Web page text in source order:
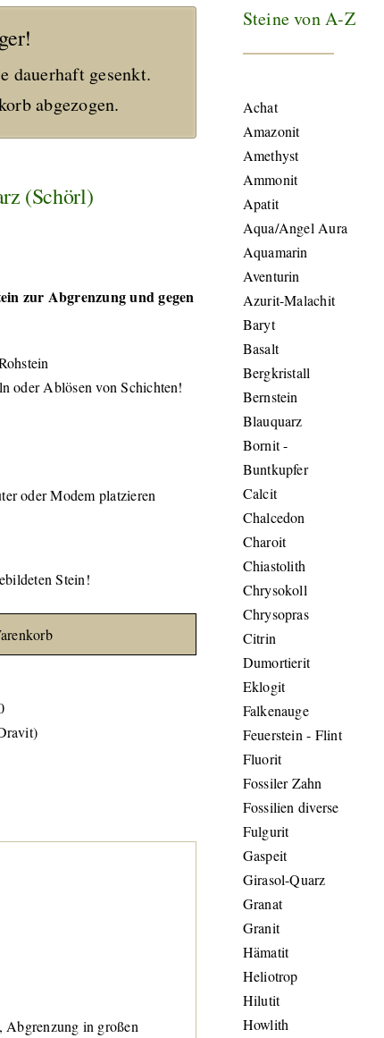
dauerhaft gesenkt.
abgezogen.
(Schörl)
zur Abgrenzung und gegen
oder Ablösen von Schichten!
oder Modem platzieren
Stein!
Abgrenzung in großen
Steine von A-Z
Achat
Amazonit
Amethyst
Ammonit
Apatit
Aqua/Angel Aura
Aquamarin
Aventurin
Azurit-Malachit
Baryt
Basalt
Bergkristall
Bernstein
Blauquarz
Bornit -
Buntkupfer
Calcit
Chalcedon
Charoit
Chiastolith
Chrysokoll
Chrysopras
Citrin
Dumortierit
Eklogit
Falkenauge
Feuerstein - Flint
Fluorit
Fossiler Zahn
Fossilien diverse
Fulgurit
Gaspeit
Girasol-Quarz
Granat
Granit
Hämatit
Heliotrop
Hilutit
Howlith